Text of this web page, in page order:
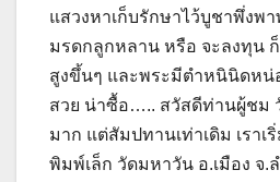
แสวงหาเก็บรักษาไว้บูชาพึ่งพ
มรดกลูกหลาน หรือ จะลงทุน
สูงขึ้นๆ และพระมีตำหนินิดหน่
สวย น่าซื้อ….. สวัสดีท่านผู้ชม
มาก แต่สัมปทานเท่าเดิม เราเ
พิมพ์เล็ก วัดมหาวัน อ.เมือง จ.